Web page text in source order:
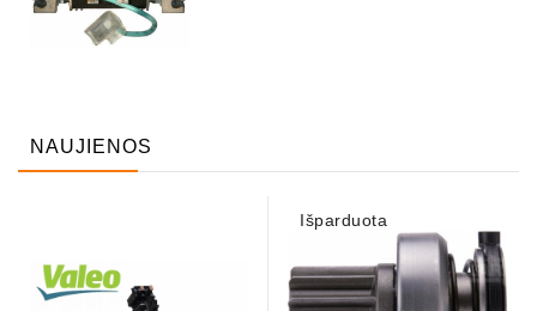
NAUJIENOS
Išparduota